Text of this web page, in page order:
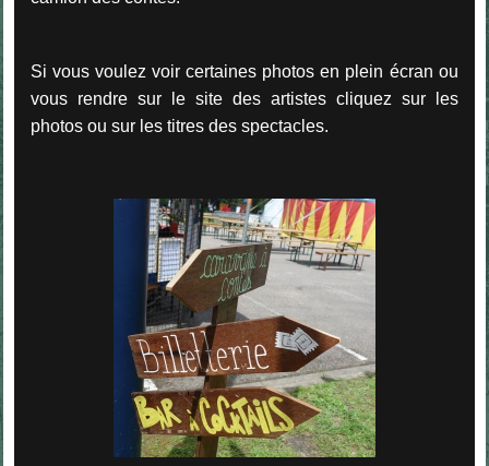
Si vous voulez voir certaines photos en plein écran ou
vous rendre sur le site des artistes cliquez sur les
photos ou sur les titres des spectacles.